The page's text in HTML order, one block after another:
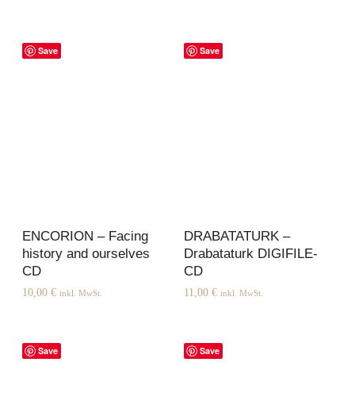
Save
ENCORION – Facing
history and ourselves
CD
10,00 € inkl. MwSt.
Save
DRABATATURK –
Drabataturk DIGIFILE-
CD
11,00 € inkl. MwSt.
Save Save